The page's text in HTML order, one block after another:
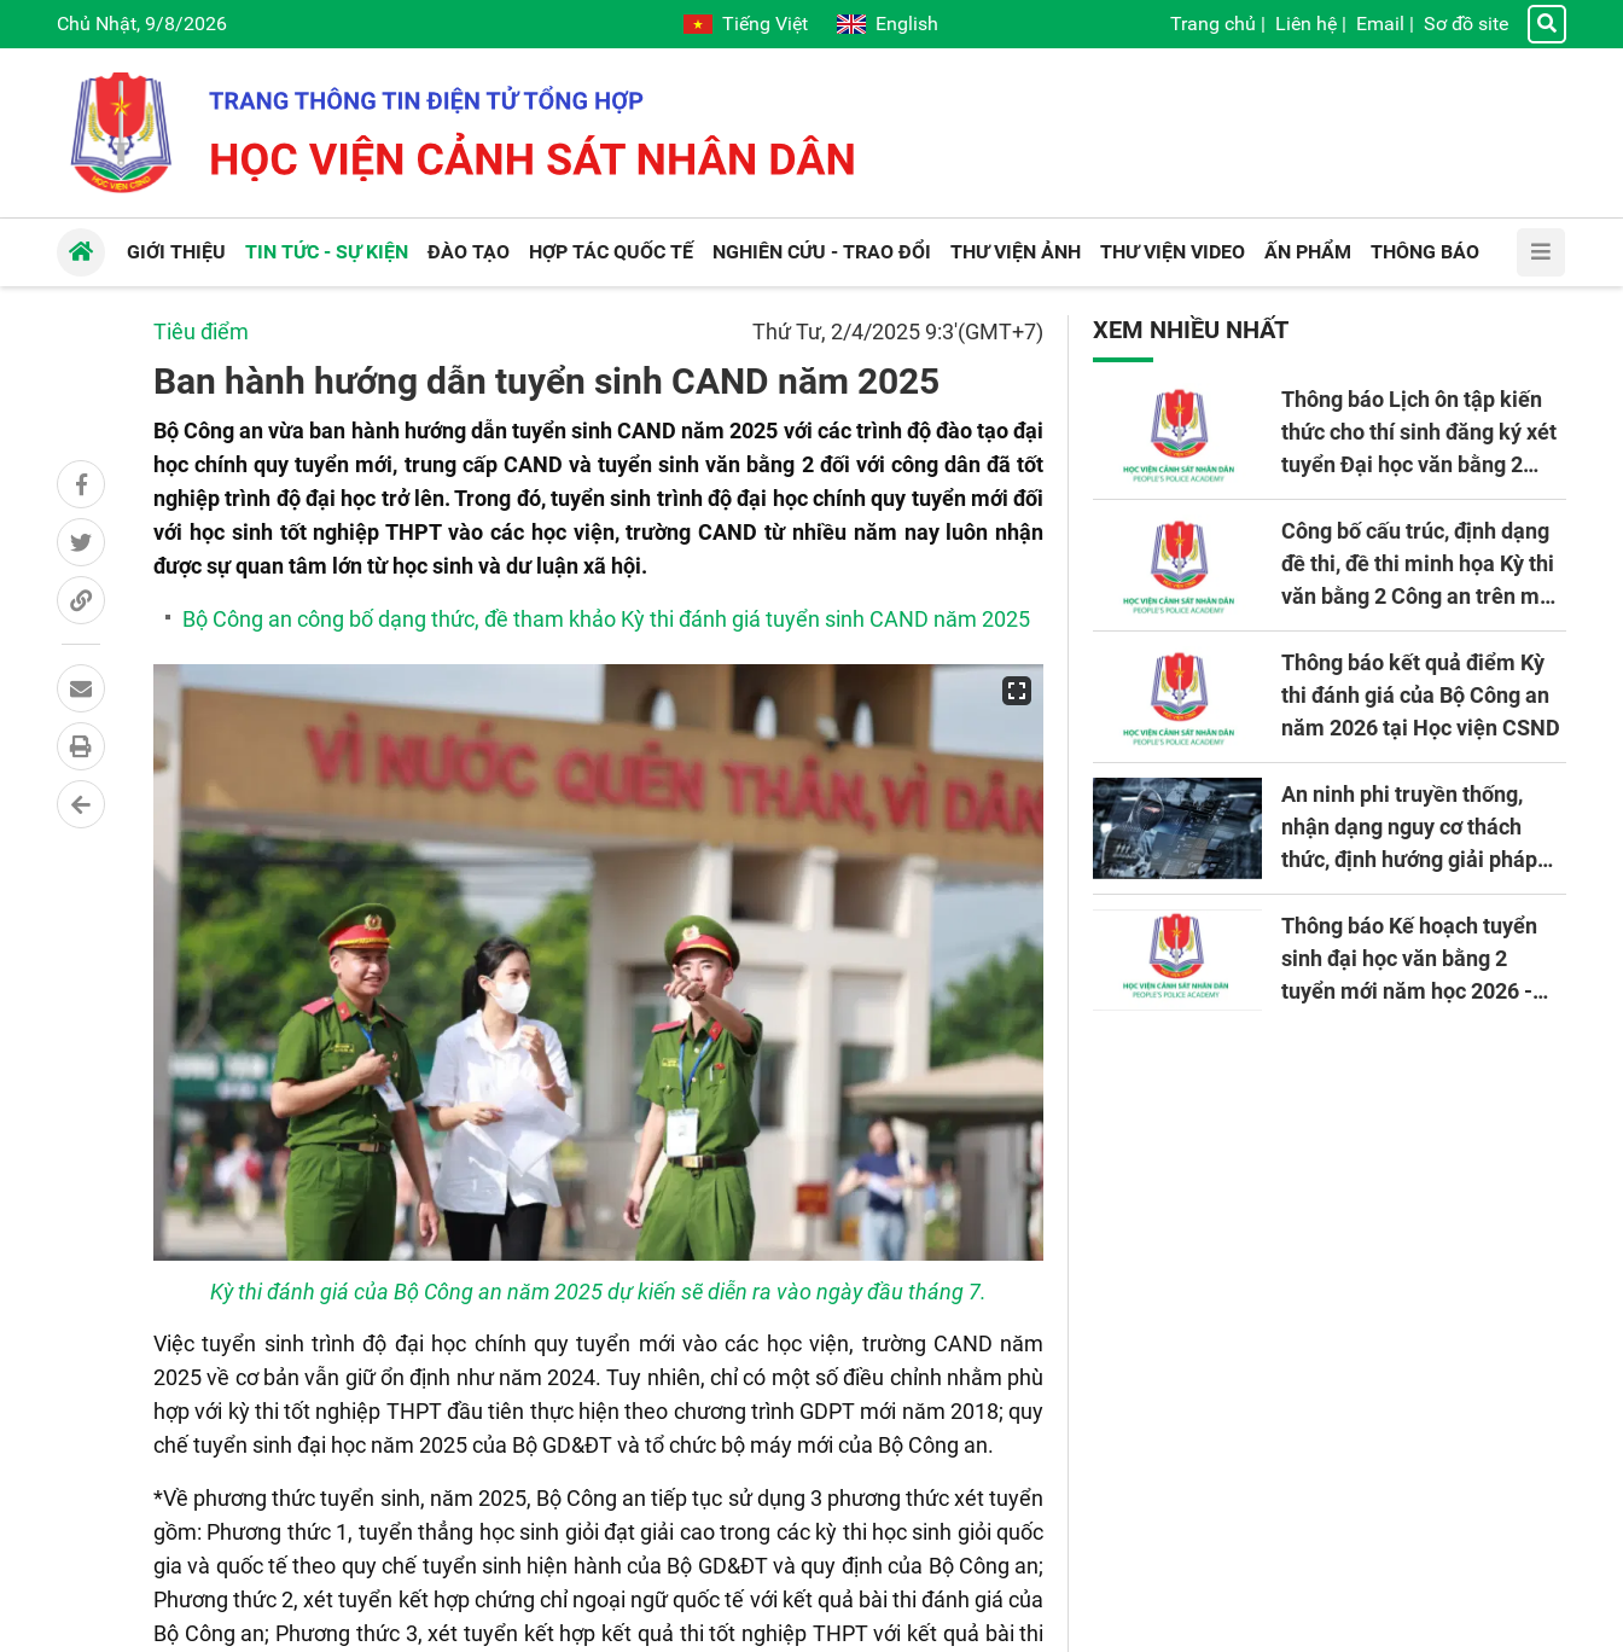
Chủ Nhật, 9/8/2026 Tiếng Việt English Trang chủ | Liên hệ | Email | Sơ đồ site
GIỚI THIỆU TIN TỨC - SỰ KIỆN ĐÀO TẠO HỢP TÁC QUỐC TẾ NGHIÊN CỨU - TRAO ĐỔI THƯ VIỆN ẢNH THƯ VIỆN VIDEO ẤN PHẨM THÔNG BÁO
Tiêu điểm Thứ Tư, 2/4/2025 9:3'(GMT+7)
Ban hành hướng dẫn tuyển sinh CAND năm 2025
Bộ Công an vừa ban hành hướng dẫn tuyển sinh CAND năm 2025 với các trình độ đào tạo đại
học chính quy tuyển mới, trung cấp CAND và tuyển sinh văn bằng 2 đối với công dân đã tốt
nghiệp trình độ đại học trở lên. Trong đó, tuyển sinh trình độ đại học chính quy tuyển mới đối
với học sinh tốt nghiệp THPT vào các học viện, trường CAND từ nhiều năm nay luôn nhận
được sự quan tâm lớn từ học sinh và dư luận xã hội.
Bộ Công an công bố dạng thức, đề tham khảo Kỳ thi đánh giá tuyển sinh CAND năm 2025
Kỳ thi đánh giá của Bộ Công an năm 2025 dự kiến sẽ diễn ra vào ngày đầu tháng 7.
Việc tuyển sinh trình độ đại học chính quy tuyển mới vào các học viện, trường CAND năm
2025 về cơ bản vẫn giữ ổn định như năm 2024. Tuy nhiên, chỉ có một số điều chỉnh nhằm phù
hợp với kỳ thi tốt nghiệp THPT đầu tiên thực hiện theo chương trình GDPT mới năm 2018; quy
chế tuyển sinh đại học năm 2025 của Bộ GD&ĐT và tổ chức bộ máy mới của Bộ Công an.
*Về phương thức tuyển sinh, năm 2025, Bộ Công an tiếp tục sử dụng 3 phương thức xét tuyển
gồm: Phương thức 1, tuyển thẳng học sinh giỏi đạt giải cao trong các kỳ thi học sinh giỏi quốc
gia và quốc tế theo quy chế tuyển sinh hiện hành của Bộ GD&ĐT và quy định của Bộ Công an;
Phương thức 2, xét tuyển kết hợp chứng chỉ ngoại ngữ quốc tế với kết quả bài thi đánh giá của
Bộ Công an; Phương thức 3, xét tuyển kết hợp kết quả thi tốt nghiệp THPT với kết quả bài thi
XEM NHIỀU NHẤT
Thông báo Lịch ôn tập kiến
thức cho thí sinh đăng ký xét
tuyển Đại học văn bằng 2
tuyển mới, mở tại Học viện
CSND năm học 2026 - 2027
Công bố cấu trúc, định dạng
đề thi, đề thi minh họa Kỳ thi
văn bằng 2 Công an trên máy
tính
Thông báo kết quả điểm Kỳ
thi đánh giá của Bộ Công an
năm 2026 tại Học viện CSND
An ninh phi truyền thống,
nhận dạng nguy cơ thách
thức, định hướng giải pháp
đảm bảo an ninh quốc gia
trong tình hình hiện nay
Thông báo Kế hoạch tuyển
sinh đại học văn bằng 2
tuyển mới năm học 2026 -